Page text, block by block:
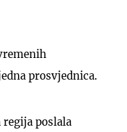
prosvjednica.
regija poslala